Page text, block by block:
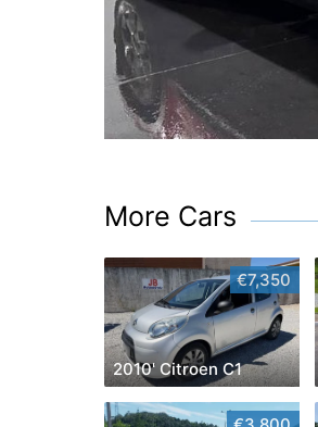
More Cars
€7,350
2010' Citroen C1